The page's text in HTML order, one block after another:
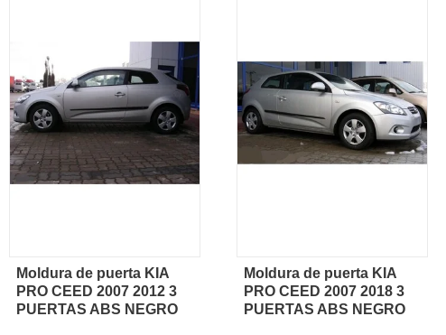
Vista rápida
Moldura de puerta KIA
PRO CEED 2007 2012 3
PUERTAS ABS NEGRO
Vista rápida
Moldura de puerta KIA
PRO CEED 2007 2018 3
PUERTAS ABS NEGRO